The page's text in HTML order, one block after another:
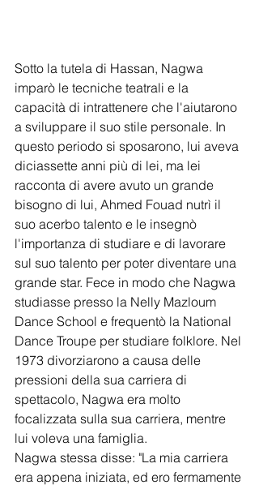
Sotto la tutela di Hassan, Nagwa
imparò le tecniche teatrali e la
capacità di intrattenere che l'aiutarono
a sviluppare il suo stile personale. In
questo periodo si sposarono, lui aveva
diciassette anni più di lei, ma lei
racconta di avere avuto un grande
bisogno di lui, Ahmed Fouad nutrì il
suo acerbo talento e le insegnò
l'importanza di studiare e di lavorare
sul suo talento per poter diventare una
grande star. Fece in modo che Nagwa
studiasse presso la Nelly Mazloum
Dance School e frequentò la National
Dance Troupe per studiare folklore. Nel
1973 divorziarono a causa delle
pressioni della sua carriera di
spettacolo, Nagwa era molto
focalizzata sulla sua carriera, mentre
lui voleva una famiglia.
Nagwa stessa disse: "La mia carriera
era appena iniziata, ed ero fermamente